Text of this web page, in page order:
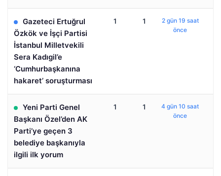
Gazeteci Ertuğrul
Özkök ve İşçi Partisi
İstanbul Milletvekili
Sera Kadıgil’e
‘Cumhurbaşkanına
hakaret’ soruşturması
1 1
2 gün 19 saat
önce
Yeni Parti Genel
Başkanı Özel’den AK
Parti’ye geçen 3
belediye başkanıyla
ilgili ilk yorum
1 1
4 gün 10 saat
önce